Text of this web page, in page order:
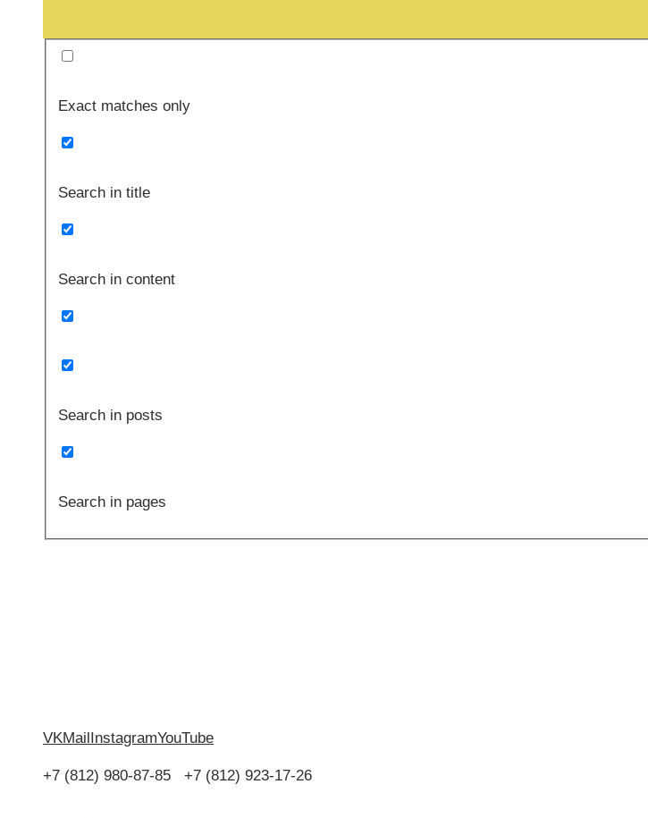
Exact matches only
Search in title
Search in content
Search in posts
Search in pages
VKMailInstagramYouTube
+7 (812) 980-87-85 +7 (812) 923-17-26